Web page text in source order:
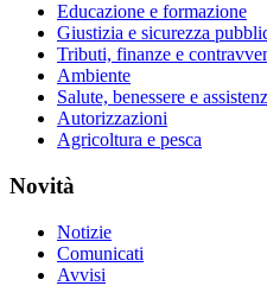
Educazione e formazione
Giustizia e sicurezza
Tributi, finanze e
Ambiente
Salute, benessere e
Autorizzazioni
Agricoltura e pesca
Novità
Notizie
Comunicati
Avvisi